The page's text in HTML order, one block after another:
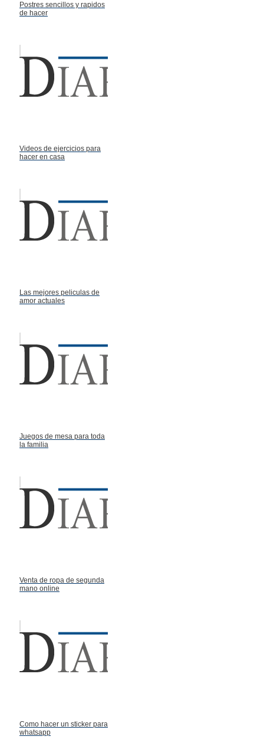
Postres sencillos y rapidos
de hacer
Videos de ejercicios para
hacer en casa
Las mejores peliculas de
amor actuales
Juegos de mesa para toda
la familia
Venta de ropa de segunda
mano online
Como hacer un sticker para
whatsapp